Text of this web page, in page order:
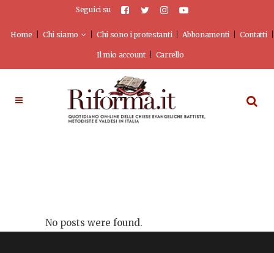
Seguici su
Home Chi siamo Chi sono i protestanti Abbonamenti Contatti
Il mio account Carrello
No posts were found.